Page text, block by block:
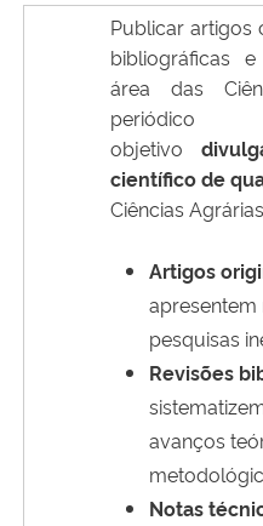
Publicar artigos
bibliográficas
área das
objetivo
científico de
Ciências
Artigos
pesquisas
Revisões
avanços
Notas